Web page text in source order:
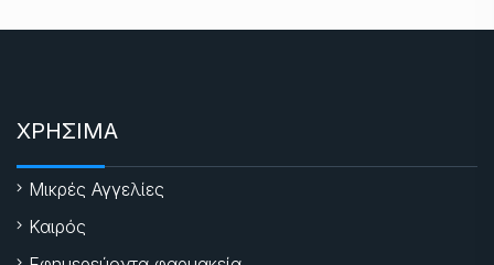
ΧΡΗΣΙΜΑ
Μικρές Αγγελίες
Καιρός